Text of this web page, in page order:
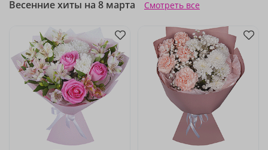
Весенние хиты на 8 марта Смотреть все